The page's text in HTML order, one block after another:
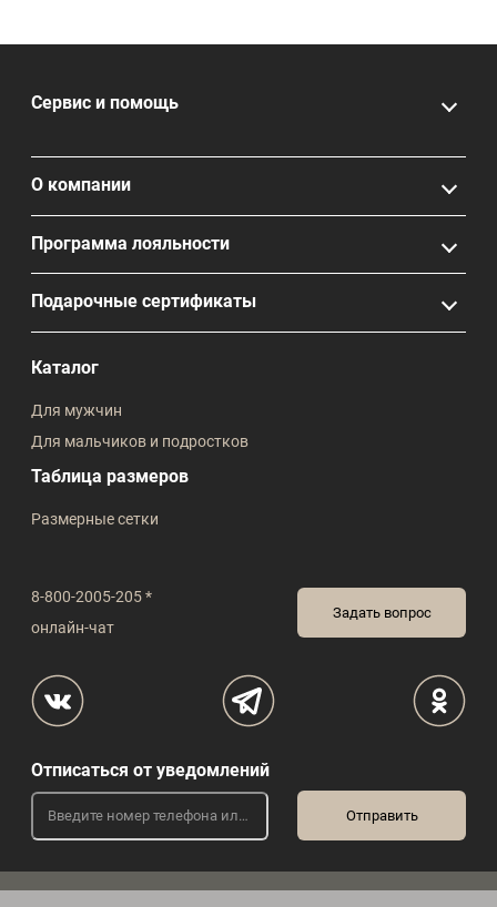
8-800-2005-205 *
онлайн-чат
Задать вопрос
Сервис и помощь
О компании
Программа лояльности
Подарочные сертификаты
Каталог
Для мужчин
Для мальчиков и подростков
Таблица размеров
Размерные сетки
Отписаться от уведомлений